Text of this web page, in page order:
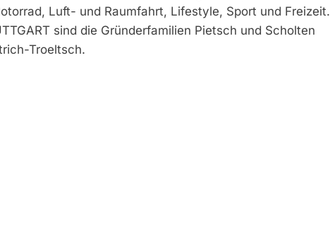
Luft- und Raumfahrt, Lifestyle, Sport und Freizeit.
sind die Gründerfamilien Pietsch und Scholten
Troeltsch.